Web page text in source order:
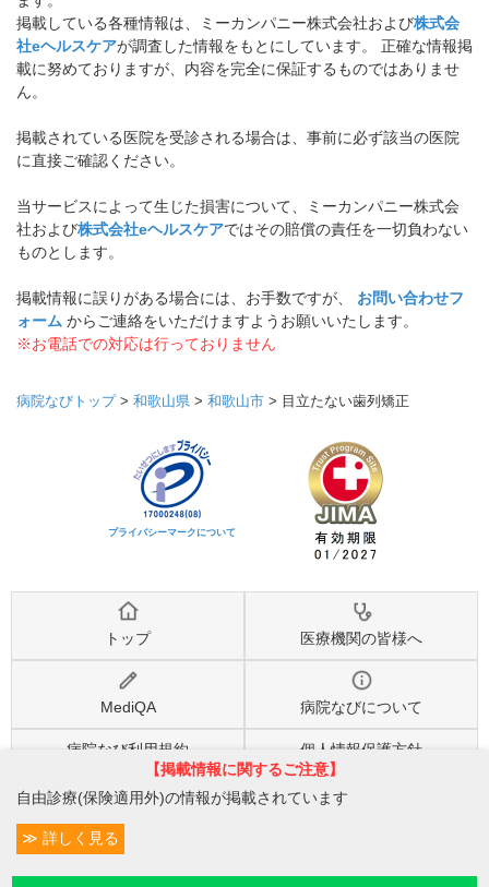
掲載している各種情報は、ミーカンパニー株式会社および株式会
社eヘルスケアが調査した情報をもとにしています。 正確な情報掲
載に努めておりますが、内容を完全に保証するものではありませ
ん。
掲載されている医院を受診される場合は、事前に必ず該当の医院
に直接ご確認ください。
当サービスによって生じた損害について、ミーカンパニー株式会
社および株式会社eヘルスケアではその賠償の責任を一切負わない
ものとします。
掲載情報に誤りがある場合には、お手数ですが、 お問い合わせフ
ォーム からご連絡をいただけますようお願いいたします。
※お電話での対応は行っておりません
病院なびトップ> 和歌山県 > 和歌山市 > 目立たない歯列矯正
プライバシーマークについて
トップ 医療機関の皆様へ
MediQA 病院なびについて
病院なび利用規約 個人情報保護方針
【掲載情報に関するご注意】
自由診療(保険適用外)の情報が掲載されています
詳しく見る